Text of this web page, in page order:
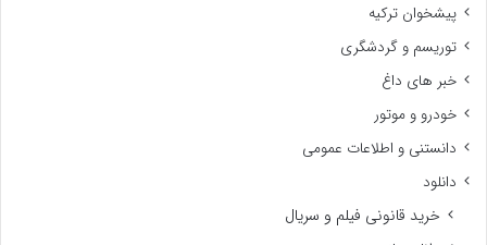
پیشخوان ترکیه
توریسم و گردشگری
خبر های داغ
خودرو و موتور
دانستنی و اطلاعات عمومی
دانلود
خرید قانونی فیلم و سریال